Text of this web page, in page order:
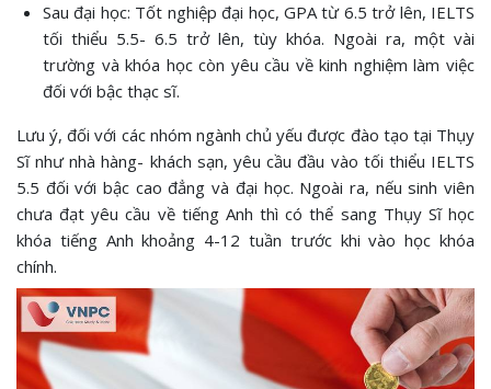
Sau đại học: Tốt nghiệp đại học, GPA từ 6.5 trở lên, IELTS
tối thiểu 5.5- 6.5 trở lên, tùy khóa. Ngoài ra, một vài
trường và khóa học còn yêu cầu về kinh nghiệm làm việc
đối với bậc thạc sĩ.
Lưu ý, đối với các nhóm ngành chủ yếu được đào tạo tại Thụy
Sĩ như nhà hàng- khách sạn, yêu cầu đầu vào tối thiểu IELTS
5.5 đối với bậc cao đẳng và đại học. Ngoài ra, nếu sinh viên
chưa đạt yêu cầu về tiếng Anh thì có thể sang Thụy Sĩ học
khóa tiếng Anh khoảng 4-12 tuần trước khi vào học khóa
chính.